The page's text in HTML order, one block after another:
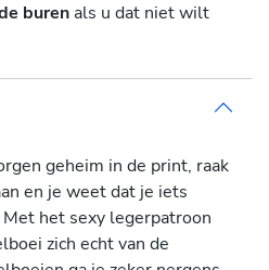
burenals u dat niet wilt
geheim in de print, raak
en je weet dat je iets
het sexy legerpatroon
zich echt van de